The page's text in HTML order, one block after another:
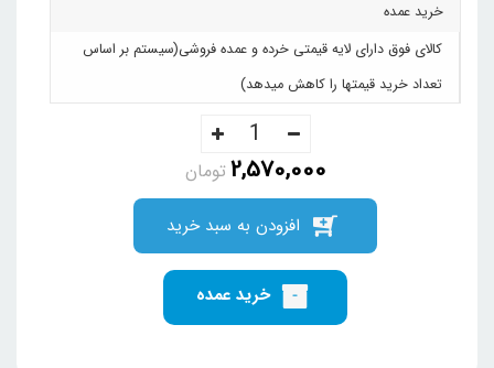
خرید عمده
کالای فوق دارای لایه قیمتی خرده و عمده فروشی(سیستم بر اساس
تعداد خرید قیمتها را کاهش میدهد)
2,570,000تومان
افزودن به سبد خرید
خرید عمده